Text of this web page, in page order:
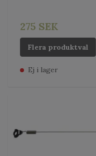
275 SEK
Flera produktval
Ej i lager